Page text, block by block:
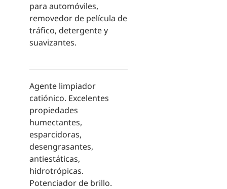
para automóviles,
removedor de película de
tráfico, detergente y
suavizantes.
Agente limpiador
catiónico. Excelentes
propiedades
humectantes,
esparcidoras,
desengrasantes,
antiestáticas,
hidrotrópicas.
Potenciador de brillo.